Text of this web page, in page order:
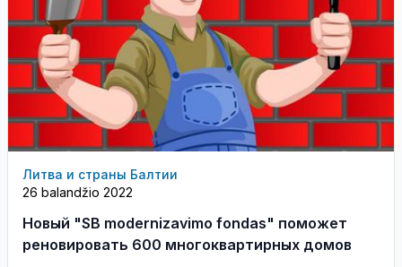
Литва и страны Балтии
26 balandžio 2022
Новый "SB modernizavimo fondas" поможет
реновировать 600 многоквартирных домов